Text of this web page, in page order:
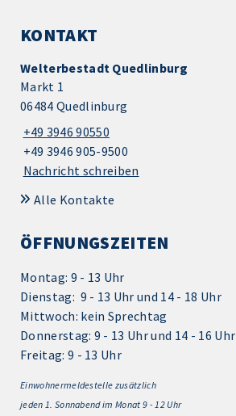
KONTAKT
Welterbestadt Quedlinburg
Markt 1
06484 Quedlinburg
+49 3946 90550
+49 3946 905-9500
Nachricht schreiben
Alle Kontakte
ÖFFNUNGSZEITEN
Montag: 9 - 13 Uhr
Dienstag: 9 - 13 Uhr und 14 - 18 Uhr
Mittwoch: kein Sprechtag
Donnerstag: 9 - 13 Uhr und 14 - 16 Uhr
Freitag: 9 - 13 Uhr
Einwohnermeldestelle zusätzlich
jeden 1. Sonnabend im Monat 9 - 12 Uhr